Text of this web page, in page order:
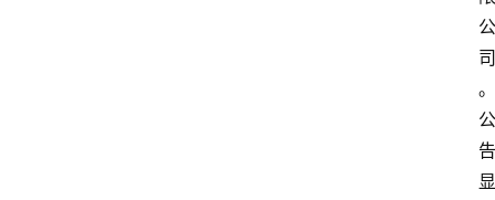
公
司
。
公
告
显